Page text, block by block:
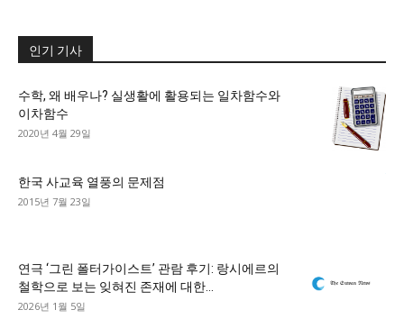
인기 기사
수학, 왜 배우나? 실생활에 활용되는 일차함수와
이차함수
2020년 4월 29일
한국 사교육 열풍의 문제점
2015년 7월 23일
연극 ‘그린 폴터가이스트’ 관람 후기: 랑시에르의
철학으로 보는 잊혀진 존재에 대한...
2026년 1월 5일